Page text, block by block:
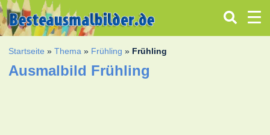
Startseite »Thema » Frühling » Frühling
Ausmalbild Frühling